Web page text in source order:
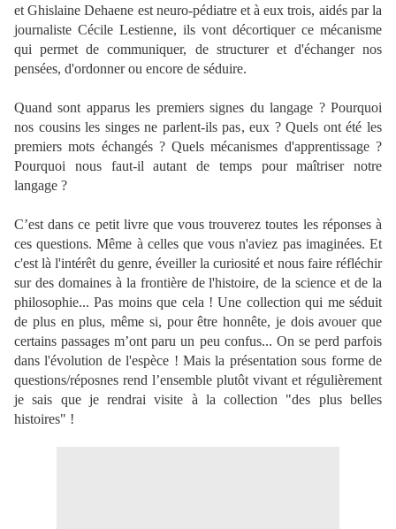
et Ghislaine Dehaene est neuro-pédiatre et à eux trois, aidés par la
journaliste Cécile Lestienne, ils vont décortiquer ce mécanisme
qui permet de communiquer, de structurer et d'échanger nos
pensées, d'ordonner ou encore de séduire.
Quand sont apparus les premiers signes du langage ? Pourquoi
nos cousins les singes ne parlent-ils pas, eux ? Quels ont été les
premiers mots échangés ? Quels mécanismes d'apprentissage ?
Pourquoi nous faut-il autant de temps pour maîtriser notre
langage ?
C’est dans ce petit livre que vous trouverez toutes les réponses à
ces questions. Même à celles que vous n'aviez pas imaginées. Et
c'est là l'intérêt du genre, éveiller la curiosité et nous faire réfléchir
sur des domaines à la frontière de l'histoire, de la science et de la
philosophie... Pas moins que cela ! Une collection qui me séduit
de plus en plus, même si, pour être honnête, je dois avouer que
certains passages m’ont paru un peu confus... On se perd parfois
dans l'évolution de l'espèce ! Mais la présentation sous forme de
questions/réposnes rend l’ensemble plutôt vivant et régulièrement
je sais que je rendrai visite à la collection "des plus belles
histoires" !